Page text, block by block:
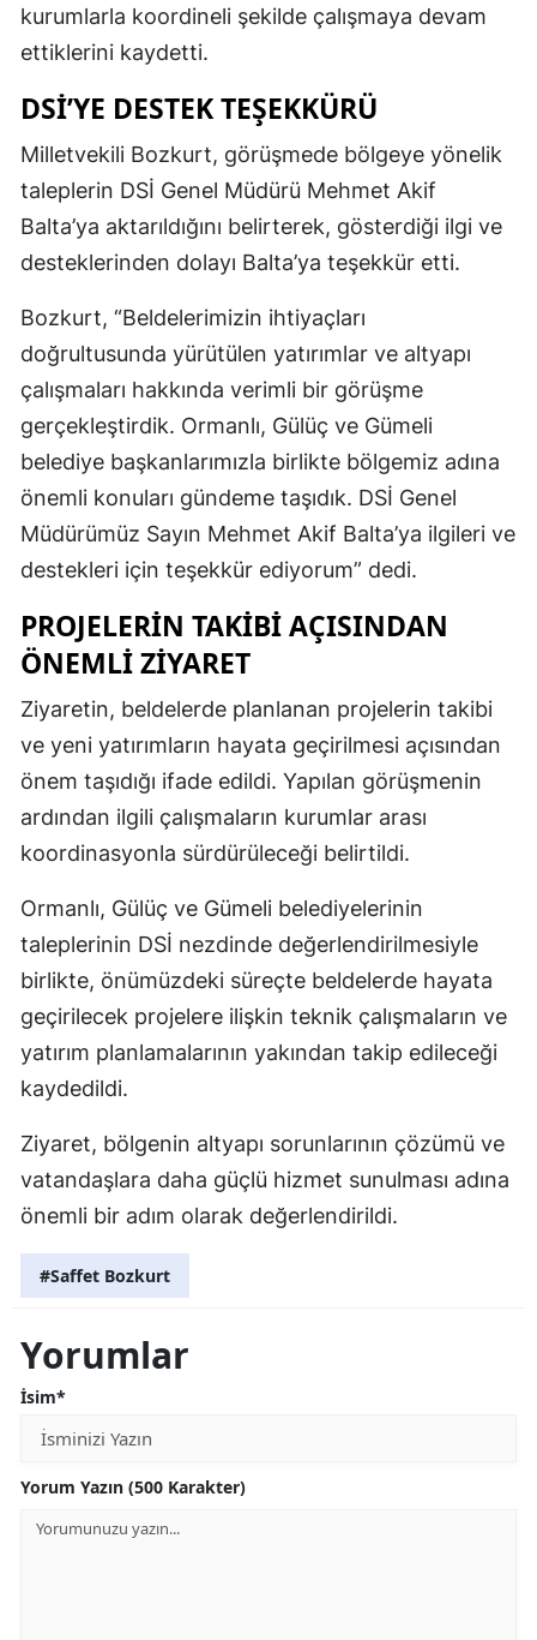
kurumlarla koordineli şekilde çalışmaya devam
ettiklerini kaydetti.
DSİ’YE DESTEK TEŞEKKÜRÜ
Milletvekili Bozkurt, görüşmede bölgeye yönelik
taleplerin DSİ Genel Müdürü Mehmet Akif
Balta’ya aktarıldığını belirterek, gösterdiği ilgi ve
desteklerinden dolayı Balta’ya teşekkür etti.
Bozkurt, “Beldelerimizin ihtiyaçları
doğrultusunda yürütülen yatırımlar ve altyapı
çalışmaları hakkında verimli bir görüşme
gerçekleştirdik. Ormanlı, Gülüç ve Gümeli
belediye başkanlarımızla birlikte bölgemiz adına
önemli konuları gündeme taşıdık. DSİ Genel
Müdürümüz Sayın Mehmet Akif Balta’ya ilgileri ve
destekleri için teşekkür ediyorum” dedi.
PROJELERİN TAKİBİ AÇISINDAN
ÖNEMLİ ZİYARET
Ziyaretin, beldelerde planlanan projelerin takibi
ve yeni yatırımların hayata geçirilmesi açısından
önem taşıdığı ifade edildi. Yapılan görüşmenin
ardından ilgili çalışmaların kurumlar arası
koordinasyonla sürdürüleceği belirtildi.
Ormanlı, Gülüç ve Gümeli belediyelerinin
taleplerinin DSİ nezdinde değerlendirilmesiyle
birlikte, önümüzdeki süreçte beldelerde hayata
geçirilecek projelere ilişkin teknik çalışmaların ve
yatırım planlamalarının yakından takip edileceği
kaydedildi.
Ziyaret, bölgenin altyapı sorunlarının çözümü ve
vatandaşlara daha güçlü hizmet sunulması adına
önemli bir adım olarak değerlendirildi.
#Saffet Bozkurt
Yorumlar
İsim*
Yorum Yazın (500 Karakter)